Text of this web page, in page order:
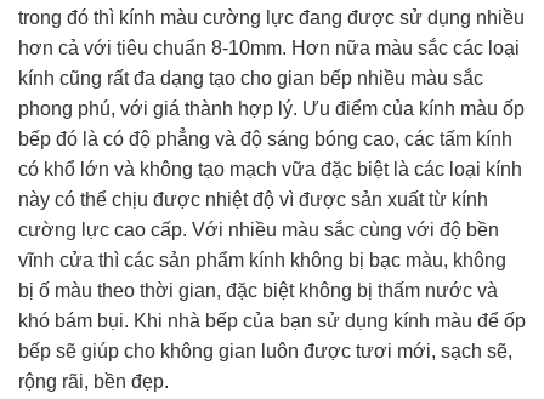
trong đó thì kính màu cường lực đang được sử dụng nhiều
hơn cả với tiêu chuẩn 8-10mm. Hơn nữa màu sắc các loại
kính cũng rất đa dạng tạo cho gian bếp nhiều màu sắc
phong phú, với giá thành hợp lý. Ưu điểm của kính màu ốp
bếp đó là có độ phẳng và độ sáng bóng cao, các tấm kính
có khổ lớn và không tạo mạch vữa đặc biệt là các loại kính
này có thể chịu được nhiệt độ vì được sản xuất từ kính
cường lực cao cấp. Với nhiều màu sắc cùng với độ bền
vĩnh cửa thì các sản phẩm kính không bị bạc màu, không
bị ố màu theo thời gian, đặc biệt không bị thấm nước và
khó bám bụi. Khi nhà bếp của bạn sử dụng kính màu để ốp
bếp sẽ giúp cho không gian luôn được tươi mới, sạch sẽ,
rộng rãi, bền đẹp.